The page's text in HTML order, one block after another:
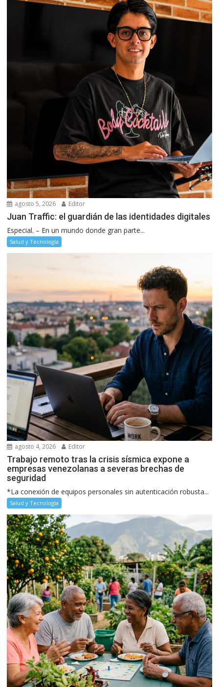
agosto 5, 2026 Editor
Juan Traffic: el guardián de las identidades digitales
Especial. – En un mundo donde gran parte...
Salud y Tecnología
agosto 4, 2026 Editor
Trabajo remoto tras la crisis sísmica expone a
empresas venezolanas a severas brechas de
seguridad
*La conexión de equipos personales sin autenticación robusta...
Salud y Tecnología